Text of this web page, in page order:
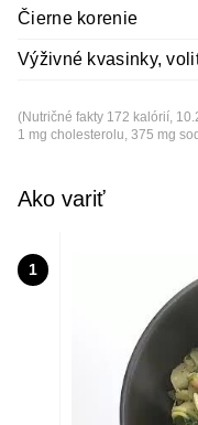
Čierne korenie
Výživné kvasinky,
(Nutričné fakty 172 kalórií,
1 mg cholesterolu, 375 mg
Ako variť
1